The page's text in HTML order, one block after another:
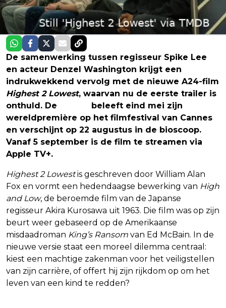
De samenwerking tussen regisseur Spike Lee
en acteur Denzel Washington krijgt een
indrukwekkend vervolg met de nieuwe A24-film
Highest 2 Lowest, waarvan nu de eerste trailer is
onthuld. De
beleeft eind mei zijn
wereldpremière op het filmfestival van Cannes
en verschijnt op 22 augustus in de bioscoop.
Vanaf 5 september is de film te streamen via
Apple TV+.
Highest 2 Lowestis geschreven door William Alan
Fox en vormt een hedendaagse bewerking van High
and Low, de beroemde film van de Japanse
regisseur Akira Kurosawa uit 1963. Die film was op zijn
beurt weer gebaseerd op de Amerikaanse
misdaadroman King’s Ransom van Ed McBain. In de
nieuwe versie staat een moreel dilemma centraal:
kiest een machtige zakenman voor het veiligstellen
van zijn carrière, of offert hij zijn rijkdom op om het
leven van een kind te redden?